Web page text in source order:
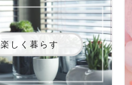
楽しく暮らす